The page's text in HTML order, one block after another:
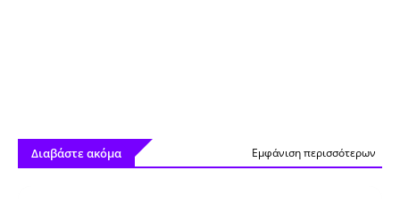
Διαβάστε ακόμα Εμφάνιση περισσότερων